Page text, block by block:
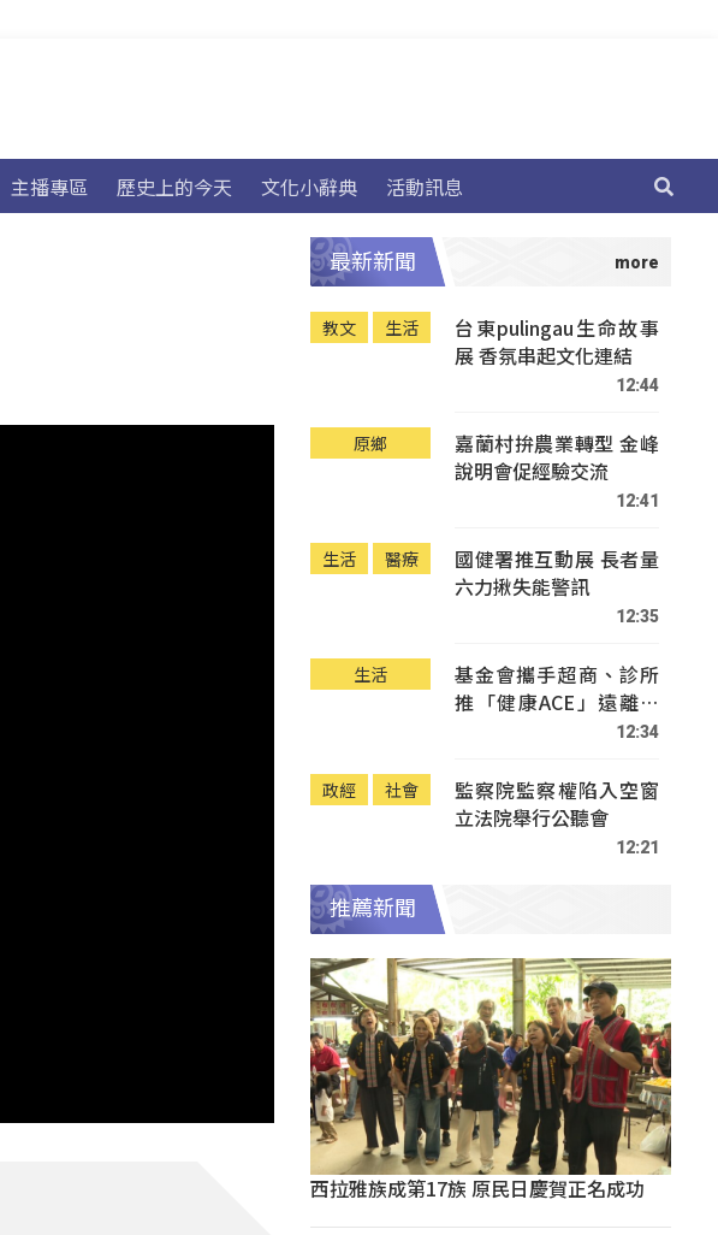
主播專區 歷史上的今天 文化小辭典 活動訊息
最新新聞
教文 生活
台東pulingau生命故事
展 香氛串起文化連結
12:44
原鄉
嘉蘭村拚農業轉型 金峰
說明會促經驗交流
12:41
生活 醫療
國健署推互動展 長者量
六力揪失能警訊
12:35
生活
基金會攜手超商、診所
推「健康ACE」遠離疾
12:34
政經 社會
監察院監察權陷入空窗
立法院舉行公聽會
12:21
推薦新聞
西拉雅族成第17族 原民日慶賀正名成功